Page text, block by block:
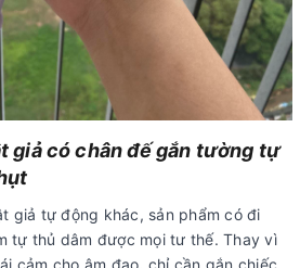
giả có chân đế gắn tường tự
giả tự động khác, sản phẩm có đi
tự thủ dâm được mọi tư thế. Thay vì